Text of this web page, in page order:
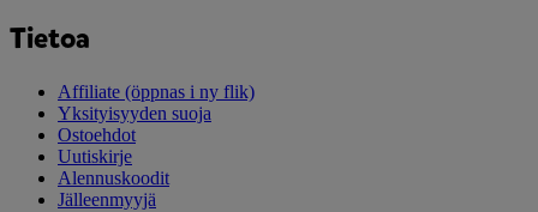
Tietoa
Affiliate (öppnas i ny flik)
Yksityisyyden suoja
Ostoehdot
Uutiskirje
Alennuskoodit
Jälleenmyyjä